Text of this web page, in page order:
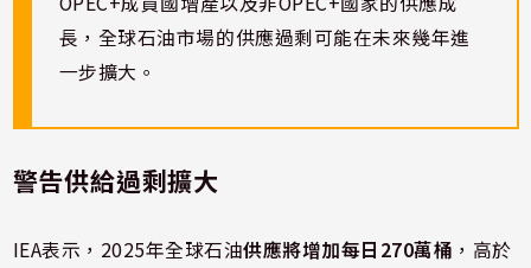
長，全球石油市場的供應過剩可能在未來幾年進
一步擴大。
警告供給過剩擴大
IEA表示，2025年全球石油供應將增加每日270萬桶 ，高於